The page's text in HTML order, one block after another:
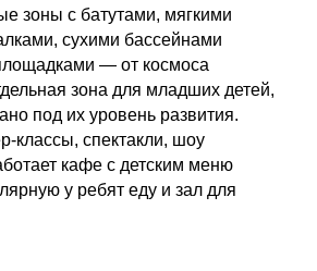
зоны с батутами, мягкими
сухими бассейнами
— от космоса
зона для младших детей,
под их уровень развития.
классы, спектакли, шоу
кафе с детским меню
у ребят еду и зал для